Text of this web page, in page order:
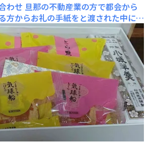
わせ 旦那の不動産業の方で都会から
方からお礼の手紙をと渡された中に心
か。で、結構な金額だったしとお礼に
うとしたら2日連続お留守だったとか
持ってくから食べちゃってと貰いまし
してくるとか粋な方ですな😳